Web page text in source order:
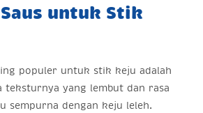
Saus untuk Stik
populer untuk stik keju adalah
teksturnya yang lembut dan rasa
sempurna dengan keju leleh.